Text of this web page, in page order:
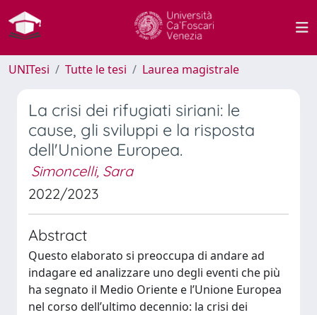
UNITesi Tutte le tesi Laurea magistrale
La crisi dei rifugiati siriani: le
cause, gli sviluppi e la risposta
dell'Unione Europea.
Simoncelli, Sara
2022/2023
Abstract
Questo elaborato si preoccupa di andare ad
indagare ed analizzare uno degli eventi che più
ha segnato il Medio Oriente e l’Unione Europea
nel corso dell’ultimo decennio: la crisi dei